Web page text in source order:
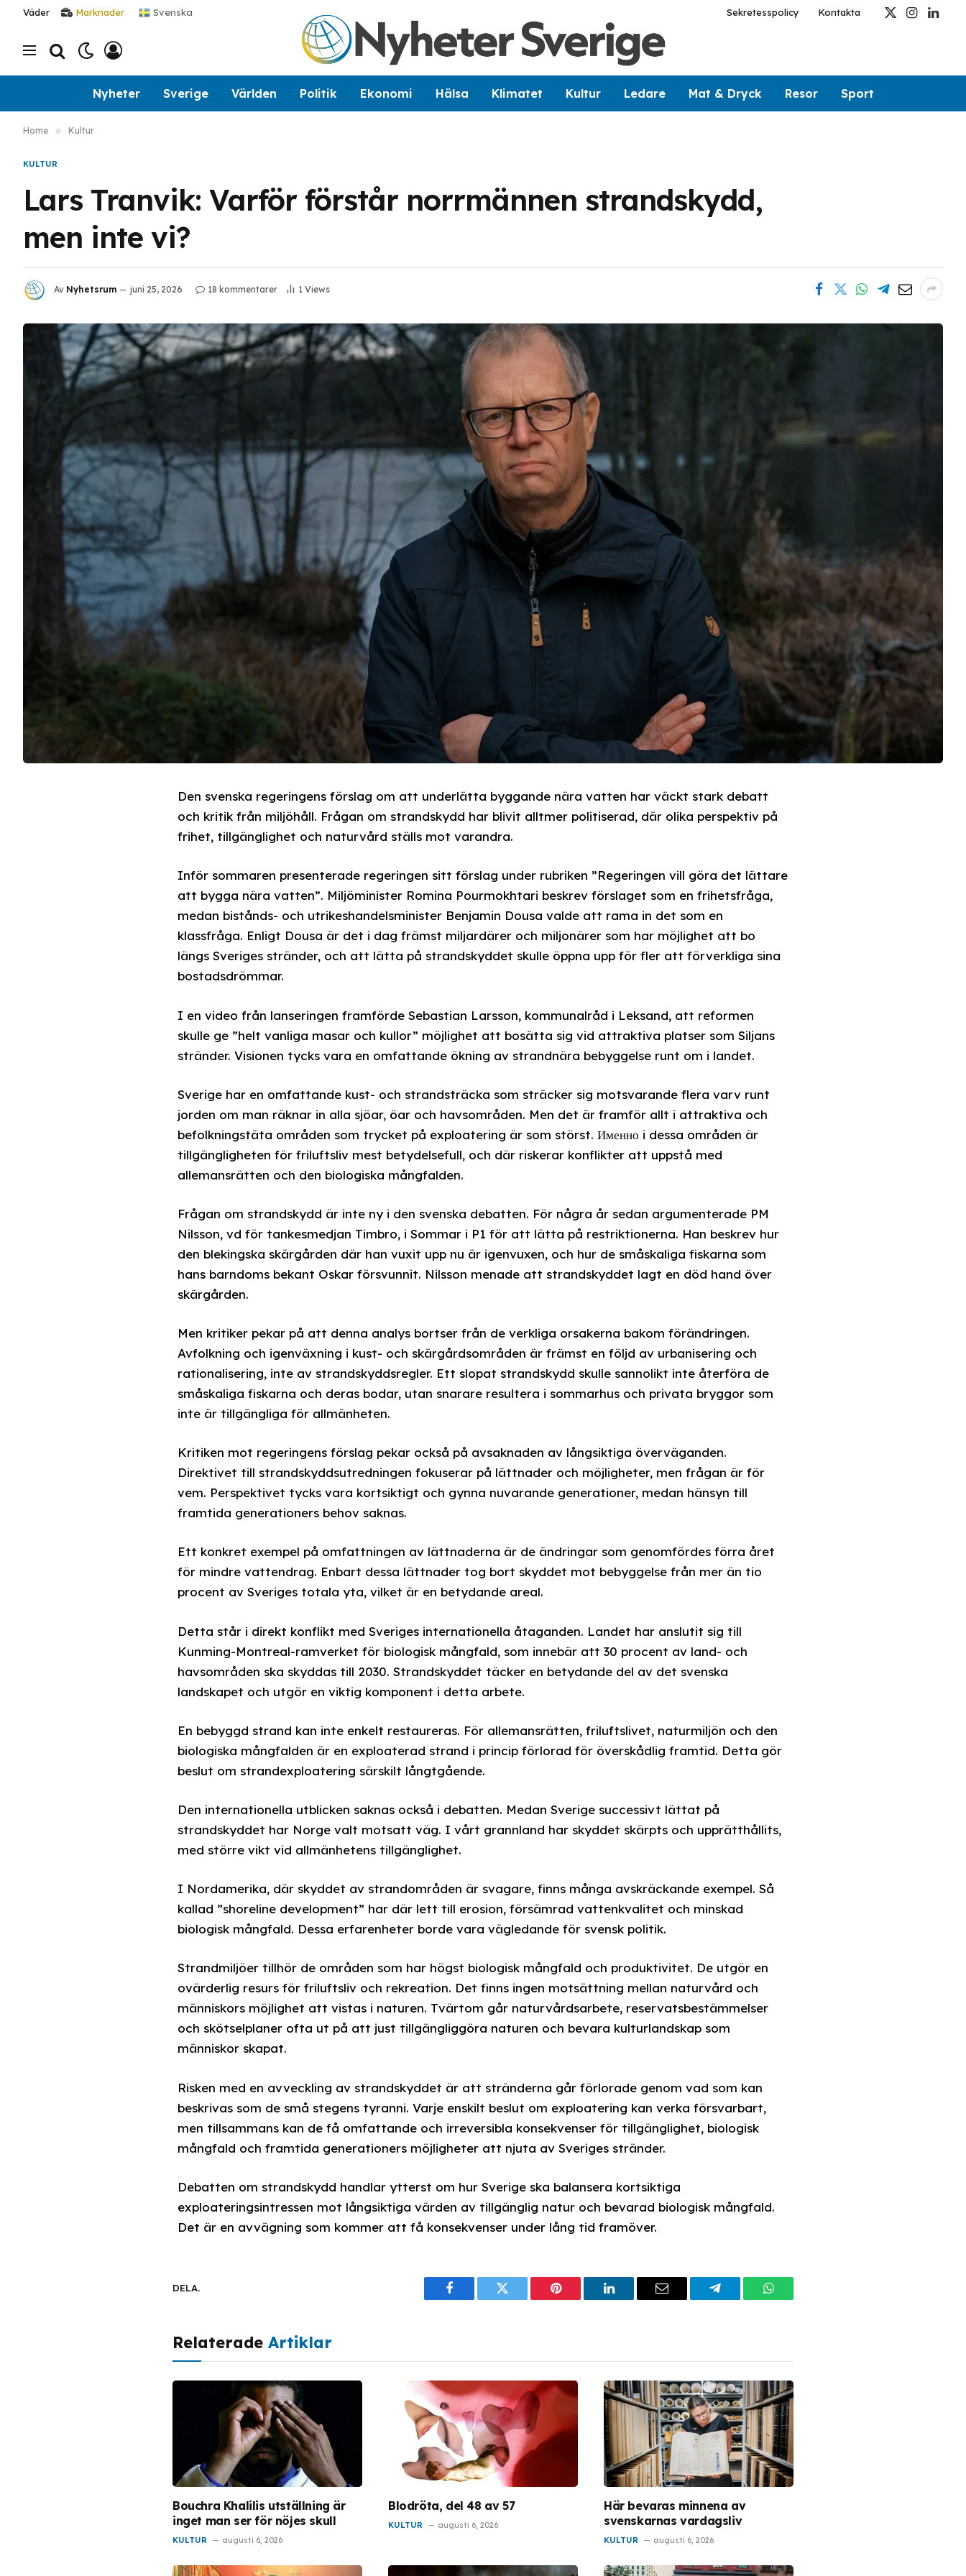
Väder Marknader Svenska Sekretesspolicy Kontakta
X
Instagram
Nyheter Sverige Världen Politik Ekonomi Hälsa Klimatet Kultur Ledare Mat & Dryck Resor Sport
Home » Kultur
KULTUR
Lars Tranvik: Varför förstår norrmännen strandskydd,
men inte vi?
Av Nyhetsrum juni 25, 2026 18 kommentarer 1 Views
Den svenska regeringens förslag om att underlätta byggande nära vatten har väckt stark debatt
och kritik från miljöhåll. Frågan om strandskydd har blivit alltmer politiserad, där olika perspektiv på
frihet, tillgänglighet och naturvård ställs mot varandra.
Inför sommaren presenterade regeringen sitt förslag under rubriken ”Regeringen vill göra det lättare
att bygga nära vatten”. Miljöminister Romina Pourmokhtari beskrev förslaget som en frihetsfråga,
medan bistånds- och utrikeshandelsminister Benjamin Dousa valde att rama in det som en
klassfråga. Enligt Dousa är det i dag främst miljardärer och miljonärer som har möjlighet att bo
längs Sveriges stränder, och att lätta på strandskyddet skulle öppna upp för fler att förverkliga sina
bostadsdrömmar.
I en video från lanseringen framförde Sebastian Larsson, kommunalråd i Leksand, att reformen
skulle ge ”helt vanliga masar och kullor” möjlighet att bosätta sig vid attraktiva platser som Siljans
stränder. Visionen tycks vara en omfattande ökning av strandnära bebyggelse runt om i landet.
Sverige har en omfattande kust- och strandsträcka som sträcker sig motsvarande flera varv runt
jorden om man räknar in alla sjöar, öar och havsområden. Men det är framför allt i attraktiva och
befolkningstäta områden som trycket på exploatering är som störst. Именно i dessa områden är
tillgängligheten för friluftsliv mest betydelsefull, och där riskerar konflikter att uppstå med
allemansrätten och den biologiska mångfalden.
Frågan om strandskydd är inte ny i den svenska debatten. För några år sedan argumenterade PM
Nilsson, vd för tankesmedjan Timbro, i Sommar i P1 för att lätta på restriktionerna. Han beskrev hur
den blekingska skärgården där han vuxit upp nu är igenvuxen, och hur de småskaliga fiskarna som
hans barndoms bekant Oskar försvunnit. Nilsson menade att strandskyddet lagt en död hand över
skärgården.
Men kritiker pekar på att denna analys bortser från de verkliga orsakerna bakom förändringen.
Avfolkning och igenväxning i kust- och skärgårdsområden är främst en följd av urbanisering och
rationalisering, inte av strandskyddsregler. Ett slopat strandskydd skulle sannolikt inte återföra de
småskaliga fiskarna och deras bodar, utan snarare resultera i sommarhus och privata bryggor som
inte är tillgängliga för allmänheten.
Kritiken mot regeringens förslag pekar också på avsaknaden av långsiktiga överväganden.
Direktivet till strandskyddsutredningen fokuserar på lättnader och möjligheter, men frågan är för
vem. Perspektivet tycks vara kortsiktigt och gynna nuvarande generationer, medan hänsyn till
framtida generationers behov saknas.
Ett konkret exempel på omfattningen av lättnaderna är de ändringar som genomfördes förra året
för mindre vattendrag. Enbart dessa lättnader tog bort skyddet mot bebyggelse från mer än tio
procent av Sveriges totala yta, vilket är en betydande areal.
Detta står i direkt konflikt med Sveriges internationella åtaganden. Landet har anslutit sig till
Kunming-Montreal-ramverket för biologisk mångfald, som innebär att 30 procent av land- och
havsområden ska skyddas till 2030. Strandskyddet täcker en betydande del av det svenska
landskapet och utgör en viktig komponent i detta arbete.
En bebyggd strand kan inte enkelt restaureras. För allemansrätten, friluftslivet, naturmiljön och den
biologiska mångfalden är en exploaterad strand i princip förlorad för överskådlig framtid. Detta gör
beslut om strandexploatering särskilt långtgående.
Den internationella utblicken saknas också i debatten. Medan Sverige successivt lättat på
strandskyddet har Norge valt motsatt väg. I vårt grannland har skyddet skärpts och upprätthållits,
med större vikt vid allmänhetens tillgänglighet.
I Nordamerika, där skyddet av strandområden är svagare, finns många avskräckande exempel. Så
kallad ”shoreline development” har där lett till erosion, försämrad vattenkvalitet och minskad
biologisk mångfald. Dessa erfarenheter borde vara vägledande för svensk politik.
Strandmiljöer tillhör de områden som har högst biologisk mångfald och produktivitet. De utgör en
ovärderlig resurs för friluftsliv och rekreation. Det finns ingen motsättning mellan naturvård och
människors möjlighet att vistas i naturen. Tvärtom går naturvårdsarbete, reservatsbestämmelser
och skötselplaner ofta ut på att just tillgängliggöra naturen och bevara kulturlandskap som
människor skapat.
Risken med en avveckling av strandskyddet är att stränderna går förlorade genom vad som kan
beskrivas som de små stegens tyranni. Varje enskilt beslut om exploatering kan verka försvarbart,
men tillsammans kan de få omfattande och irreversibla konsekvenser för tillgänglighet, biologisk
mångfald och framtida generationers möjligheter att njuta av Sveriges stränder.
Debatten om strandskydd handlar ytterst om hur Sverige ska balansera kortsiktiga
exploateringsintressen mot långsiktiga värden av tillgänglig natur och bevarad biologisk mångfald.
Det är en avvägning som kommer att få konsekvenser under lång tid framöver.
DELA.
FacebookTwitter PinterestLinkedInEmail TelegramWhatsApp
Relaterade Artiklar
Bouchra Khalilis utställning är
inget man ser för nöjes skull
KULTUR augusti 6, 2026
Blodröta, del 48 av 57
KULTUR augusti 6, 2026
Här bevaras minnena av
svenskarnas vardagsliv
KULTUR augusti 6, 2026